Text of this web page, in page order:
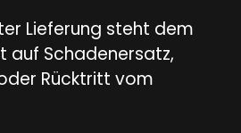
Lieferung steht dem
auf Schadenersatz,
Rücktritt vom